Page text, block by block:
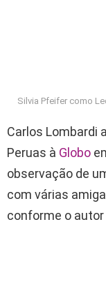
Silvia Pfeifer como
Carlos Lombardi
Peruas à Globo
observação de
com várias
conforme o